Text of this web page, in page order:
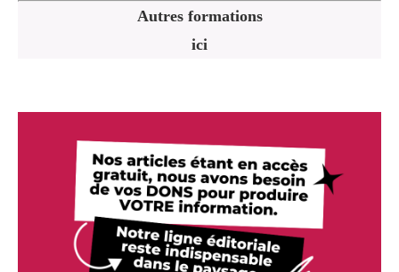
Autres formations
ici